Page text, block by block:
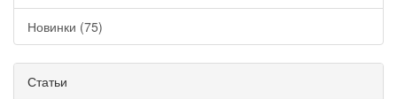
Новинки (75)
Статьи